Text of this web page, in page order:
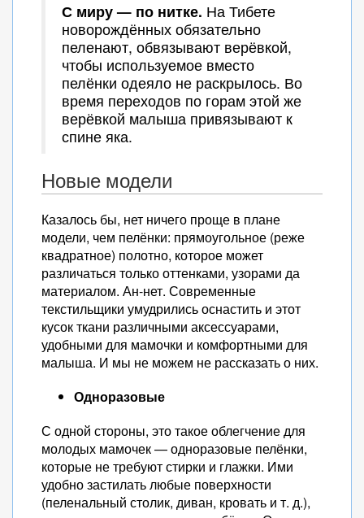
С миру — по нитке. На Тибете
новорождённых обязательно
пеленают, обвязывают верёвкой,
чтобы используемое вместо
пелёнки одеяло не раскрылось. Во
время переходов по горам этой же
верёвкой малыша привязывают к
спине яка.
Новые модели
Казалось бы, нет ничего проще в плане
модели, чем пелёнки: прямоугольное (реже
квадратное) полотно, которое может
различаться только оттенками, узорами да
материалом. Ан-нет. Современные
текстильщики умудрились оснастить и этот
кусок ткани различными аксессуарами,
удобными для мамочки и комфортными для
малыша. И мы не можем не рассказать о них.
Одноразовые
С одной стороны, это такое облегчение для
молодых мамочек — одноразовые пелёнки,
которые не требуют стирки и глажки. Ими
удобно застилать любые поверхности
(пеленальный столик, диван, кровать и т. д.),